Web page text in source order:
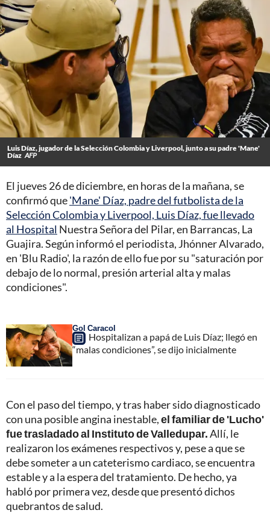
Luis Díaz, jugador de la Selección Colombia y Liverpool, junto a su padre 'Mane'
Díaz AFP
El jueves 26 de diciembre, en horas de la mañana, se
confirmó que'Mane' Díaz, padre del futbolista de la
Selección Colombia y Liverpool, Luis Díaz, fue llevado
al Hospital Nuestra Señora del Pilar, en Barrancas, La
Guajira. Según informó el periodista, Jhónner Alvarado,
en 'Blu Radio', la razón de ello fue por su "saturación por
debajo de lo normal, presión arterial alta y malas
condiciones".
Gol Caracol
Hospitalizan a papá de Luis Díaz; llegó en
“malas condiciones”, se dijo inicialmente
Con el paso del tiempo, y tras haber sido diagnosticado
con una posible angina inestable,el familiar de 'Lucho'
fue trasladado al Instituto de Valledupar.Allí, le
realizaron los exámenes respectivos y, pese a que se
debe someter a un cateterismo cardiaco, se encuentra
estable y a la espera del tratamiento. De hecho, ya
habló por primera vez, desde que presentó dichos
quebrantos de salud.